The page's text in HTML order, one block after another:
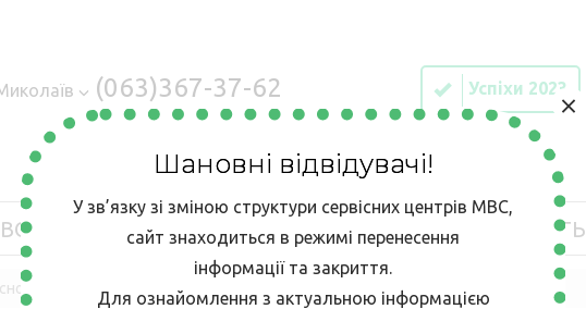
(063)367-37-62 Успіхи 2023
Е-ЗАПИС КОНТАКТИ БЕЗБАР’ЄРНІСТЬ
центру ГСЦ МВС в Миколаївськійобласті (філія ГСЦ МВС)
Шановні відвідувачі!
У зв’язку зі зміною структури сервісних центрів МВС,
сайт знаходиться в режимі перенесення
інформації та закриття.
Для ознайомлення з актуальною інформацією
×